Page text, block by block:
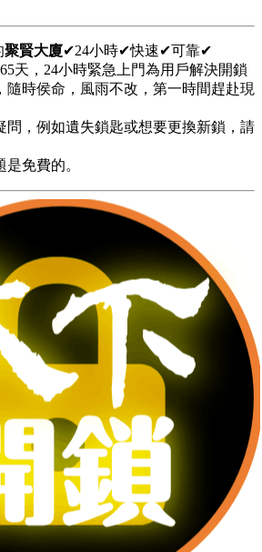
聚賢大廈✔24小時✔快速✔可靠✔
天，24小時緊急上門為用戶解決開鎖
隨時侯命，風雨不改，第一時間趕赴現
問，例如遺失鎖匙或想要更換新鎖，請
免費的。